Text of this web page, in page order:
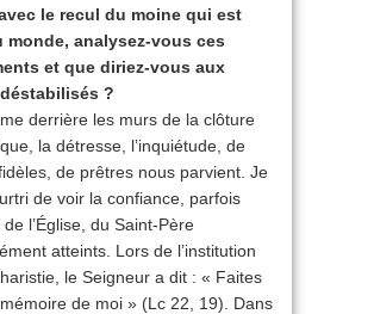
le recul du moine qui est
monde, analysez-vous ces
et que diriez-vous aux
?
derrière les murs de la clôture
la détresse, l’inquiétude, de
de prêtres nous parvient. Je
de voir la confiance, parfois
de l’Église, du Saint-Père
atteints. Lors de l’institution
le Seigneur a dit : « Faites
de moi » (Lc 22, 19). Dans